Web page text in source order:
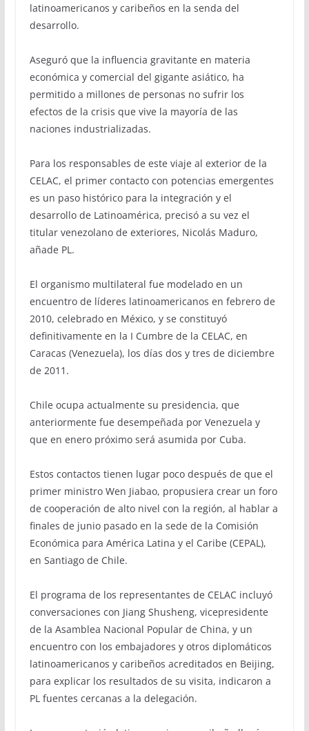
latinoamericanos y caribeños en la senda del
desarrollo.
Aseguró que la influencia gravitante en materia
económica y comercial del gigante asiático, ha
permitido a millones de personas no sufrir los
efectos de la crisis que vive la mayoría de las
naciones industrializadas.
Para los responsables de este viaje al exterior de la
CELAC, el primer contacto con potencias emergentes
es un paso histórico para la integración y el
desarrollo de Latinoamérica, precisó a su vez el
titular venezolano de exteriores, Nicolás Maduro,
añade PL.
El organismo multilateral fue modelado en un
encuentro de líderes latinoamericanos en febrero de
2010, celebrado en México, y se constituyó
definitivamente en la I Cumbre de la CELAC, en
Caracas (Venezuela), los días dos y tres de diciembre
de 2011.
Chile ocupa actualmente su presidencia, que
anteriormente fue desempeñada por Venezuela y
que en enero próximo será asumida por Cuba.
Estos contactos tienen lugar poco después de que el
primer ministro Wen Jiabao, propusiera crear un foro
de cooperación de alto nivel con la región, al hablar a
finales de junio pasado en la sede de la Comisión
Económica para América Latina y el Caribe (CEPAL),
en Santiago de Chile.
El programa de los representantes de CELAC incluyó
conversaciones con Jiang Shusheng, vicepresidente
de la Asamblea Nacional Popular de China, y un
encuentro con los embajadores y otros diplomáticos
latinoamericanos y caribeños acreditados en Beijing,
para explicar los resultados de su visita, indicaron a
PL fuentes cercanas a la delegación.